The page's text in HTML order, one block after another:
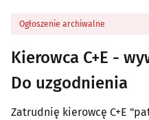
Ogłoszenie archiwalne
Kierowca C+E -
Do uzgodnienia
Zatrudnię kierowcę C+E